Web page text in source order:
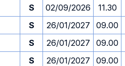
S 02/09/2026 11.30
S 26/01/2027 09.00
S 26/01/2027 09.00
S 26/01/2027 09.00